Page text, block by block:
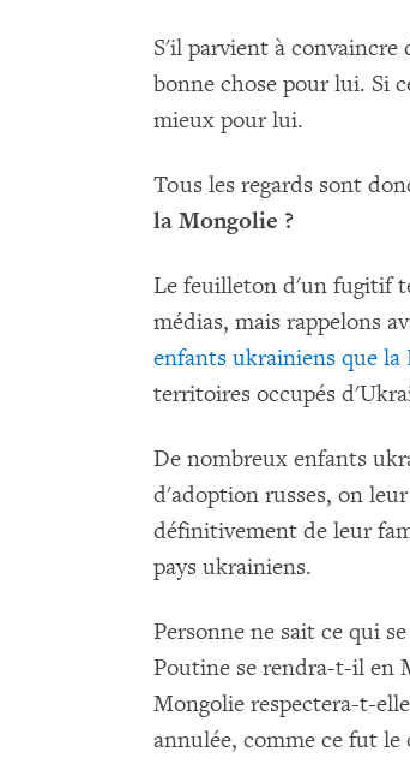
S'il parvient à convaincre
bonne chose pour lui. Si
mieux pour lui.
Tous les regards sont
la Mongolie ?
Le feuilleton d'un fugitif
médias, mais rappelons
enfants ukrainiens que la
territoires occupés
De nombreux enfants
d'adoption russes, on
définitivement de leur
pays ukrainiens.
Personne ne sait ce qui
Poutine se rendra-t-il en
Mongolie respectera-t-
annulée, comme ce fut le